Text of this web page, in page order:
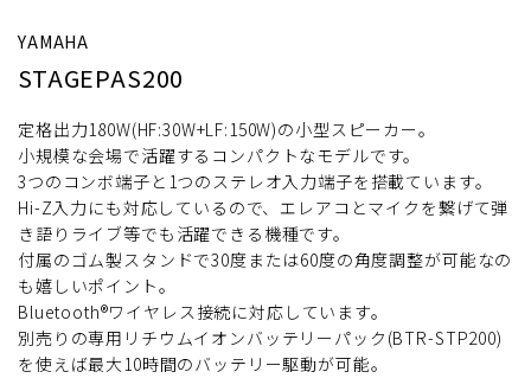
YAMAHA
STAGEPAS200
定格出力180W(HF:30W+LF:150W)の小型スピーカー。
小規模な会場で活躍するコンパクトなモデルです。
3つのコンボ端子と1つのステレオ入力端子を搭載ています。
Hi-Z入力にも対応しているので、エレアコとマイクを繋げて弾
き語りライブ等でも活躍できる機種です。
付属のゴム製スタンドで30度または60度の角度調整が可能なの
も嬉しいポイント。
Bluetooth®ワイヤレス接続に対応しています。
別売りの専用リチウムイオンバッテリーパック(BTR-STP200)
を使えば最大10時間のバッテリー駆動が可能。